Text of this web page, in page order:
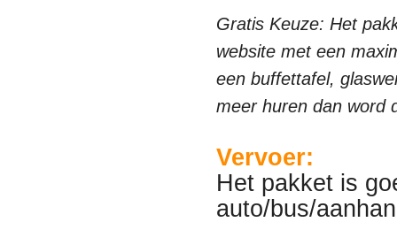
Gratis Keuze: Het
website met een
een buffettafel,
meer huren dan word
Vervoer:
Het pakket is
auto/bus/